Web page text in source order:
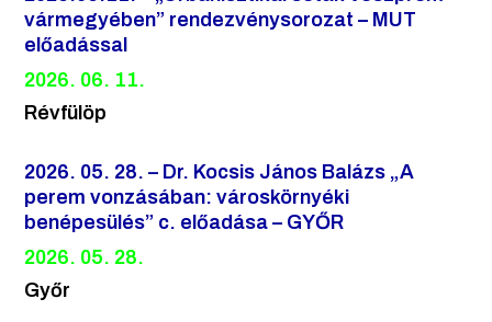
vármegyében” rendezvénysorozat – MUT
előadással
2026. 06. 11.
Révfülöp
2026. 05. 28. – Dr. Kocsis János Balázs „A
perem vonzásában: városkörnyéki
benépesülés” c. előadása – GYŐR
2026. 05. 28.
Győr